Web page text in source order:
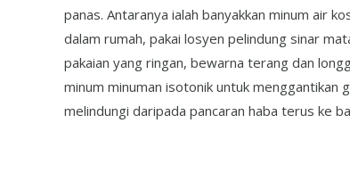
panas. Antaranya ialah banyakkan minum air
dalam rumah, pakai losyen pelindung sinar
pakaian yang ringan, bewarna terang dan
minum minuman isotonik untuk menggantikan
melindungi daripada pancaran haba terus ke